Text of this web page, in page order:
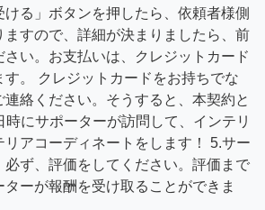
る」ボタンを押したら、依頼者様側
ますので、詳細が決まりましたら、前
い。お支払いは、クレジットカード
す。 クレジットカードをお持ちでな
絡ください。そうすると、本契約と
時にサポーターが訪問して、インテリ
リアコーディネートをします！ 5.サー
必ず、評価をしてください。評価まで
ーが報酬を受け取ることができま